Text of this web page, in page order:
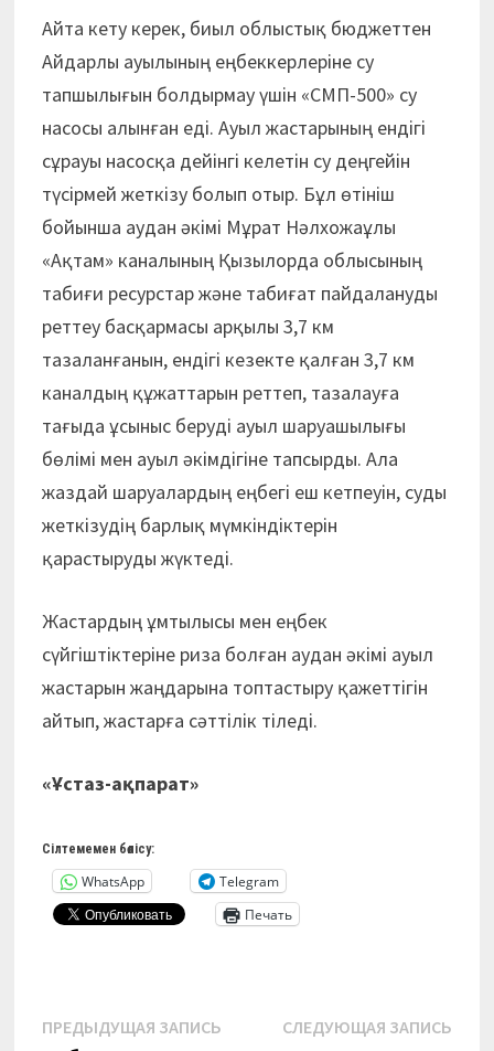
Айта кету керек, биыл облыстық бюджеттен
Айдарлы ауылының еңбеккерлеріне су
тапшылығын болдырмау үшін «СМП-500» су
насосы алынған еді. Ауыл жастарының ендігі
сұрауы насосқа дейінгі келетін су деңгейін
түсірмей жеткізу болып отыр. Бұл өтініш
бойынша аудан әкімі Мұрат Нәлхожаұлы
«Ақтам» каналының Қызылорда облысының
табиғи ресурстар және табиғат пайдалануды
реттеу басқармасы арқылы 3,7 км
тазаланғанын, ендігі кезекте қалған 3,7 км
каналдың құжаттарын реттеп, тазалауға
тағыда ұсыныс беруді ауыл шаруашылығы
бөлімі мен ауыл әкімдігіне тапсырды. Ала
жаздай шаруалардың еңбегі еш кетпеуін, суды
жеткізудің барлық мүмкіндіктерін
қарастыруды жүктеді.
Жастардың ұмтылысы мен еңбек
сүйгіштіктеріне риза болған аудан әкімі ауыл
жастарын жаңдарына топтастыру қажеттігін
айтып, жастарға сәттілік тіледі.
«Ұстаз-ақпарат»
Сілтемемен бөлісу:
WhatsApp
Telegram
Печать
Навигация
ПРЕДЫДУЩАЯ ЗАПИСЬПредыдущаяСЛЕДУЮЩАЯ ЗАПИСЬ